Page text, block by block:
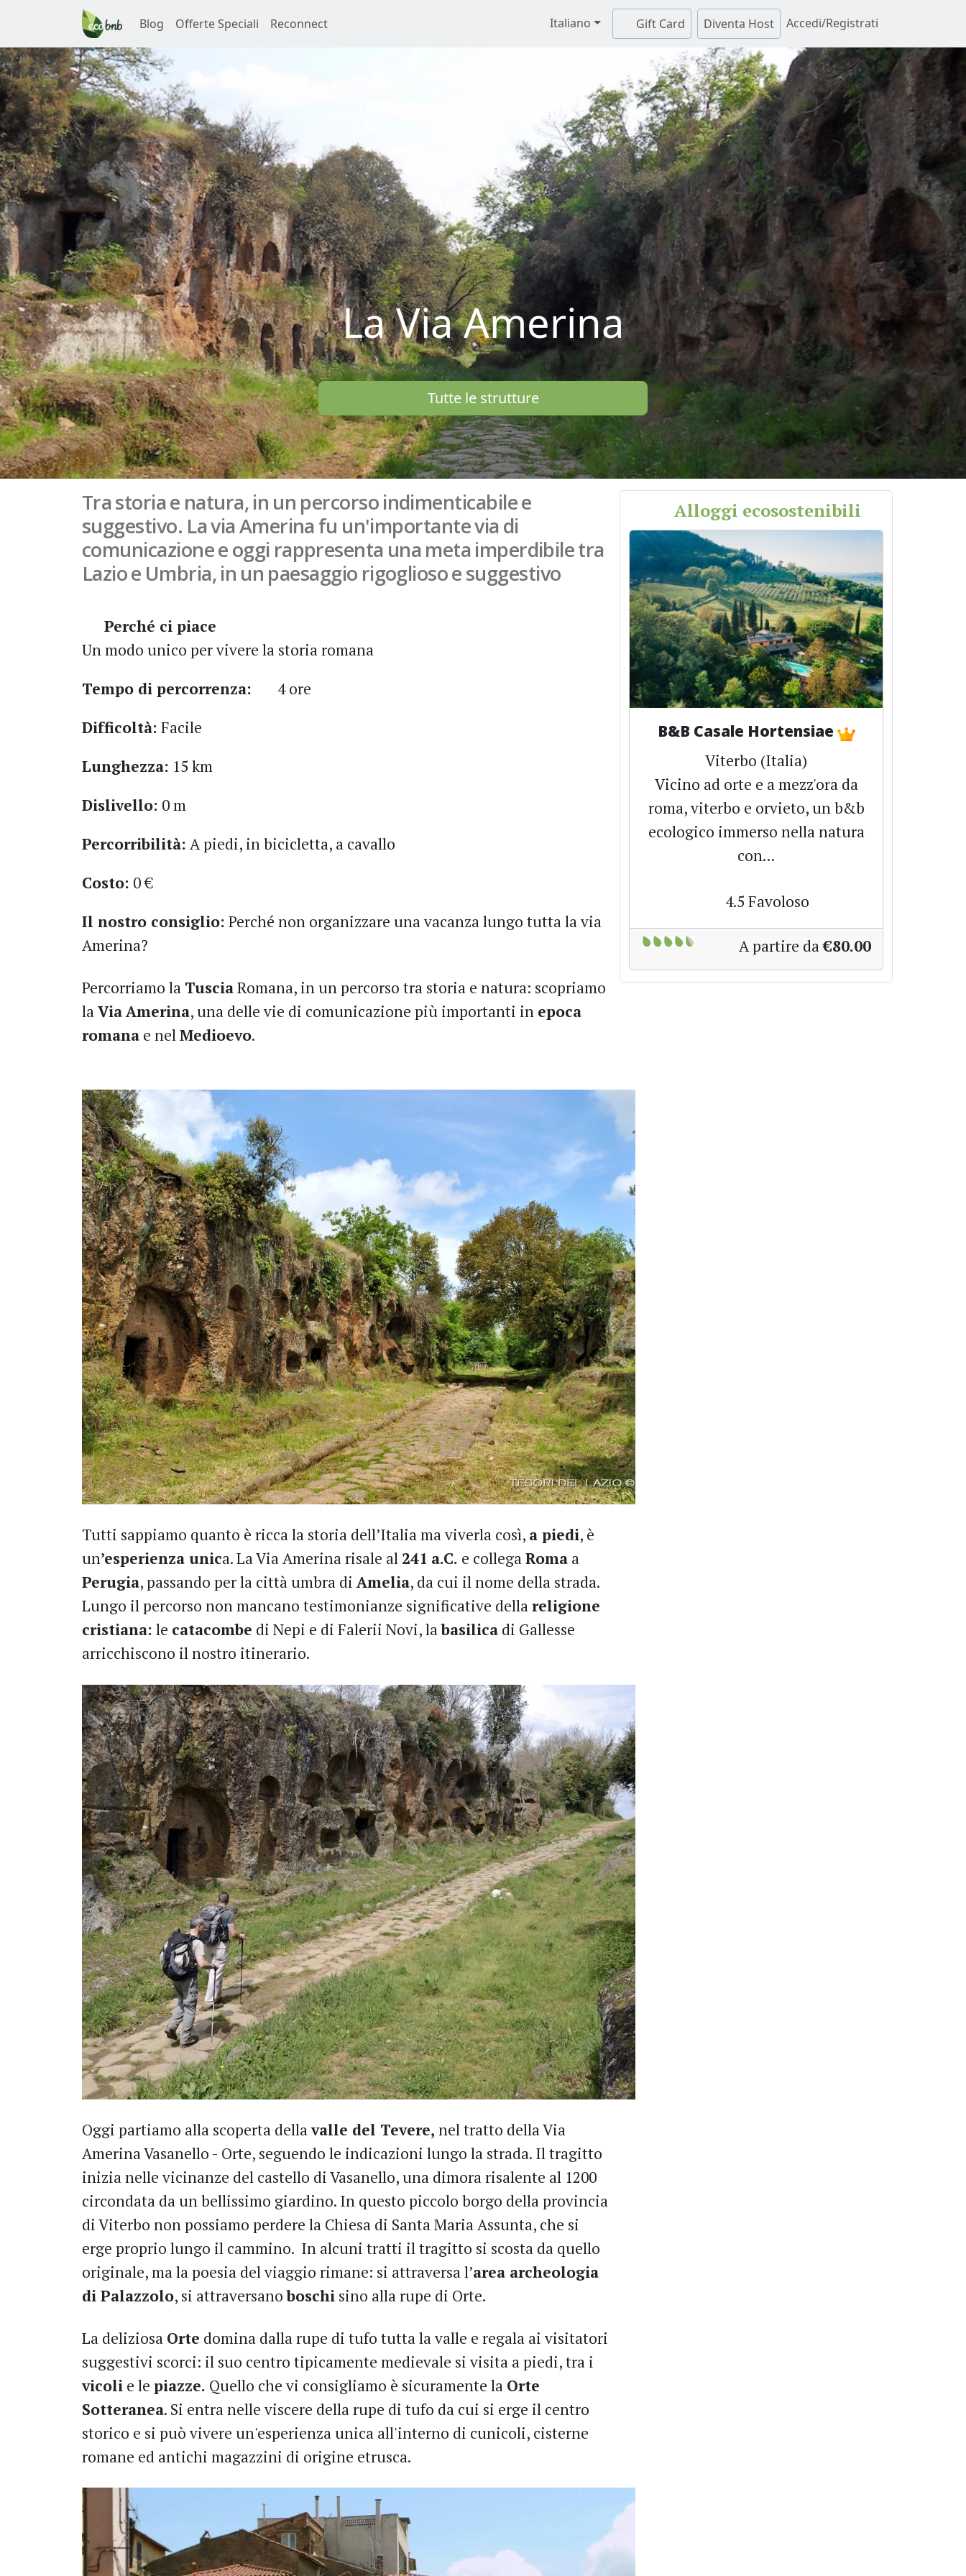
Blog Offerte Speciali Reconnect Italiano Gift Card Diventa Host Accedi/Registrati
La Via Amerina
Tutte le strutture
Tra storia e natura, in un percorso indimenticabile e
suggestivo. La via Amerina fu un'importante via di
comunicazione e oggi rappresenta una meta imperdibile tra
Lazio e Umbria, in un paesaggio rigoglioso e suggestivo
Perché ci piace
Un modo unico per vivere la storia romana
Tempo di percorrenza:
4 ore
Difficoltà: Facile
Lunghezza: 15 km
Dislivello: 0 m
Percorribilità: A piedi, in bicicletta, a cavallo
Costo: 0 €
Il nostro consiglio: Perché non organizzare una vacanza lungo tutta la via
Amerina?
Percorriamo la TusciaRomana, in un percorso tra storia e natura: scopriamo
laViaAmerina, una delle vie di comunicazione più importanti in epoca
romana e nelMedioevo.
Tutti sappiamo quanto è ricca la storia dell’Italia ma viverla così, a piedi, è
un’esperienza unica. La Via Amerina risale al 241 a.C. e collegaRoma a
Perugia, passando per la città umbra diAmelia, da cui il nome della strada.
Lungo il percorso non mancano testimonianze significative dellareligione
cristiana: le catacombe di Nepi e di Falerii Novi, labasilica di Gallesse
arricchiscono il nostro itinerario.
Oggi partiamo alla scoperta dellavalle del Tevere, nel tratto della Via
Amerina Vasanello - Orte, seguendo le indicazioni lungo la strada. Il tragitto
inizia nelle vicinanze del castello di Vasanello, una dimora risalente al 1200
circondata da un bellissimo giardino. In questo piccolo borgo della provincia
di Viterbo non possiamo perdere la Chiesa di Santa Maria Assunta, che si
erge proprio lungo il cammino. In alcuni tratti il tragitto si scosta da quello
originale, ma la poesia del viaggio rimane: si attraversa l’area archeologia
di Palazzolo, si attraversanoboschi sino alla rupe di Orte.
La deliziosa Orte domina dalla rupe di tufo tutta la valle e regala ai visitatori
suggestivi scorci: il suo centro tipicamente medievale si visita a piedi, tra i
vicoli e le piazze. Quello che vi consigliamo è sicuramente la Orte
Sotteranea. Si entra nelle viscere della rupe di tufo da cui si erge il centro
storico e si può vivere un'esperienza unica all'interno di cunicoli, cisterne
romane ed antichi magazzini di origine etrusca.
Alloggi ecosostenibili
B&B Casale Hortensiae
Viterbo (Italia)
Vicino ad orte e a mezz'ora da
roma, viterbo e orvieto, un b&b
ecologico immerso nella natura
con...
4.5 Favoloso
A partire da €80.00